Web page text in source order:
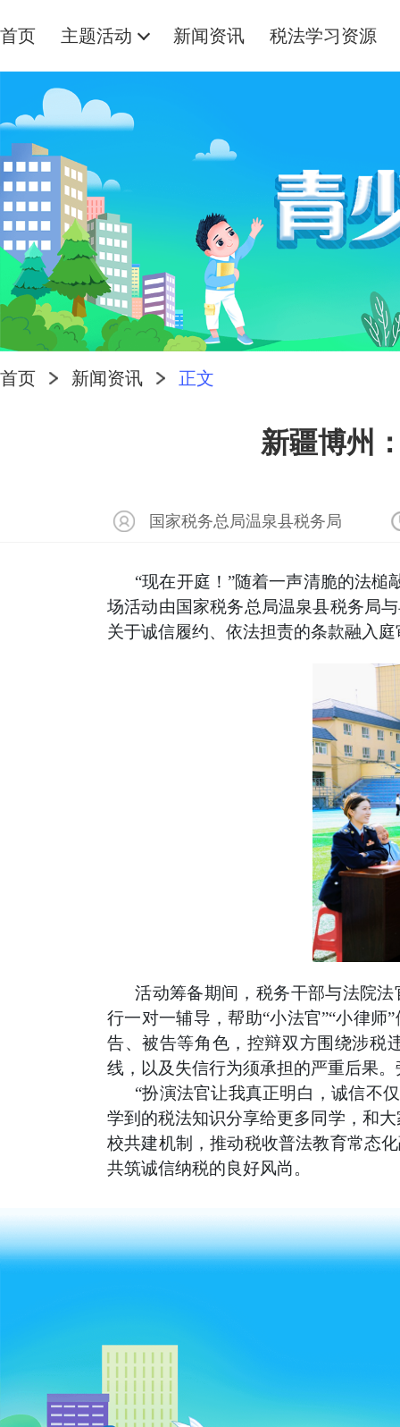
首页 主题活动 新闻资讯 税法学习资源
首页 新闻资讯 正文
新疆博州
国家税务总局温泉县税务局
“现在开庭！”随着一声清脆的法槌
场活动由国家税务总局温泉县税务局
关于诚信履约、依法担责的条款融入
活动筹备期间，税务干部与法院
行一对一辅导，帮助“小法官”“小律师
告、被告等角色，控辩双方围绕涉税
线，以及失信行为须承担的严重后果
“扮演法官让我真正明白，诚信不
学到的税法知识分享给更多同学，和
校共建机制，推动税收普法教育常态
共筑诚信纳税的良好风尚。